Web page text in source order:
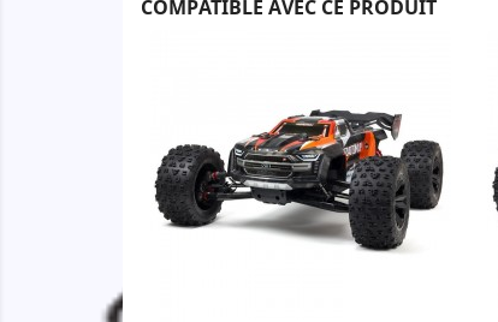
COMPATIBLE AVEC CE PRODUIT